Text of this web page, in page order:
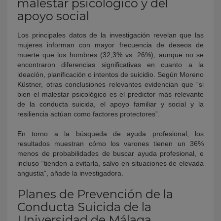
malestar psicológico y del
apoyo social
Los principales datos de la investigación revelan que las
mujeres informan con mayor frecuencia de deseos de
muerte que los hombres (32,3% vs. 26%), aunque no se
encontraron diferencias significativas en cuanto a la
ideación, planificación o intentos de suicidio. Según Moreno
Küstner, otras conclusiones relevantes evidencian que “si
bien el malestar psicológico es el predictor más relevante
de la conducta suicida, el apoyo familiar y social y la
resiliencia actúan como factores protectores”.
En torno a la búsqueda de ayuda profesional, los
resultados muestran cómo los varones tienen un 36%
menos de probabilidades de buscar ayuda profesional, e
incluso “tienden a evitarla, salvo en situaciones de elevada
angustia”, añade la investigadora.
Planes de Prevención de la
Conducta Suicida de la